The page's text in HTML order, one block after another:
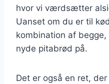
hvor vi værdsætter
Uanset om du er til
kombination af
nyde pitabrød på.
Det er også en ret,